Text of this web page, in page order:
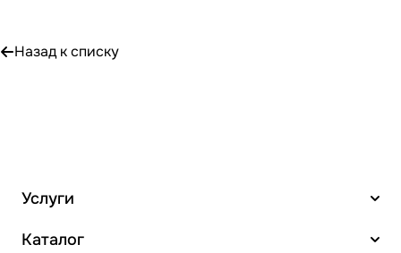
Назад к списку
Услуги
Каталог